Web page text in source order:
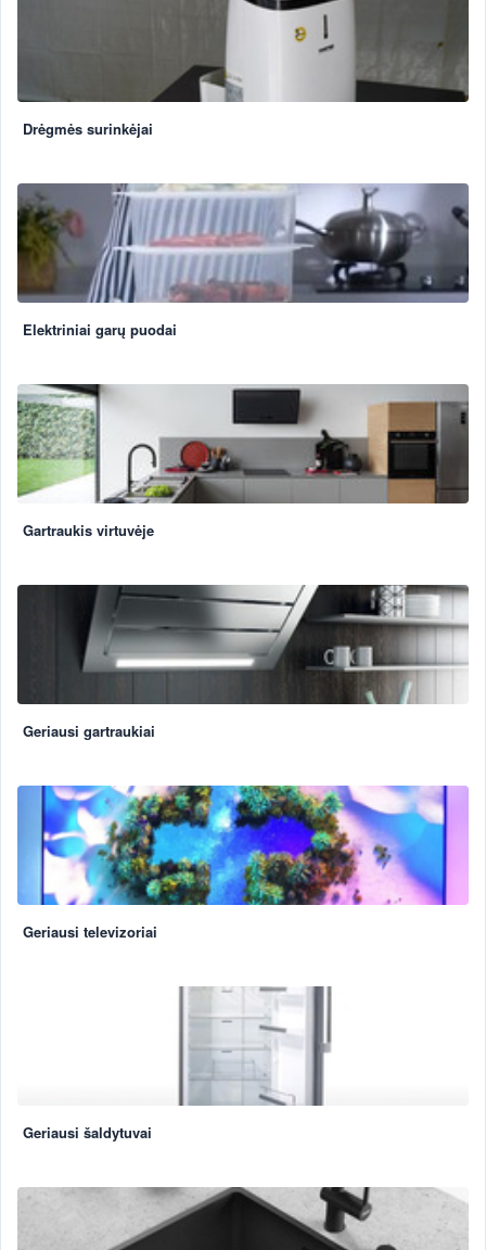
Drėgmės surinkėjai
Elektriniai garų puodai
Gartraukis virtuvėje
Geriausi gartraukiai
Geriausi televizoriai
Geriausi šaldytuvai